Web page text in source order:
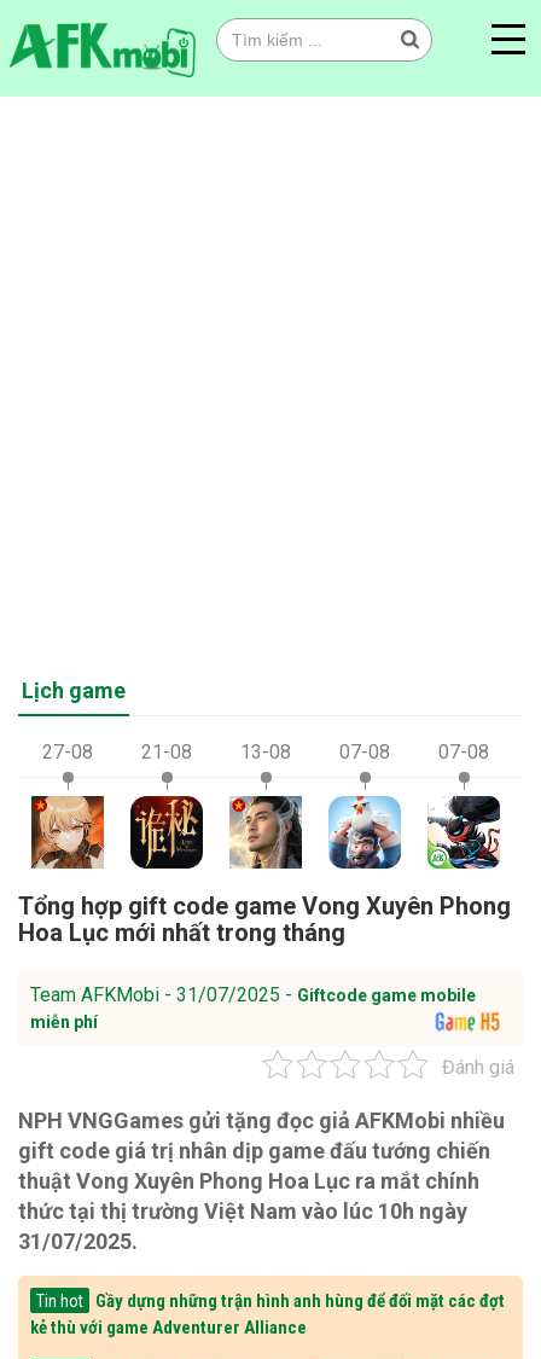
Lịch game
27-08 21-08 13-08 07-08 07-08
Tổng hợp gift code game Vong Xuyên Phong
Hoa Lục mới nhất trong tháng
Team AFKMobi - 31/07/2025 - Giftcode game mobile
miễn phí
Đánh giá
NPH VNGGames gửi tặng đọc giả AFKMobi nhiều
gift code giá trị nhân dịp game đấu tướng chiến
thuật Vong Xuyên Phong Hoa Lục ra mắt chính
thức tại thị trường Việt Nam vào lúc 10h ngày
31/07/2025.
Tin hot
Gầy dựng những trận hình anh hùng để đối mặt các đợt
kẻ thù với game Adventurer Alliance